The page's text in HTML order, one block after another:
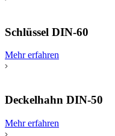
Schlüssel DIN-60
Mehr erfahren
Deckelhahn DIN-50
Mehr erfahren